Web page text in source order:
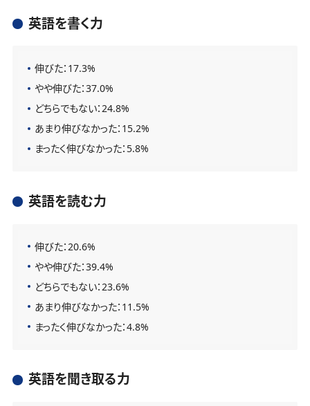
英語を書く力
伸びた：17.3%
やや伸びた：37.0%
どちらでもない：24.8%
あまり伸びなかった：15.2%
まったく伸びなかった：5.8%
英語を読む力
伸びた：20.6%
やや伸びた：39.4%
どちらでもない：23.6%
あまり伸びなかった：11.5%
まったく伸びなかった：4.8%
英語を聞き取る力